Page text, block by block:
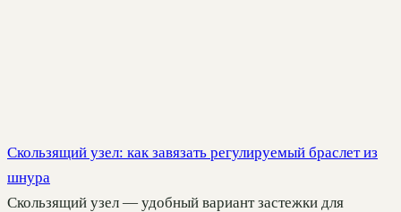
Скользящий узел: как завязать регулируемый браслет из
шнура
Скользящий узел — удобный вариант застежки для